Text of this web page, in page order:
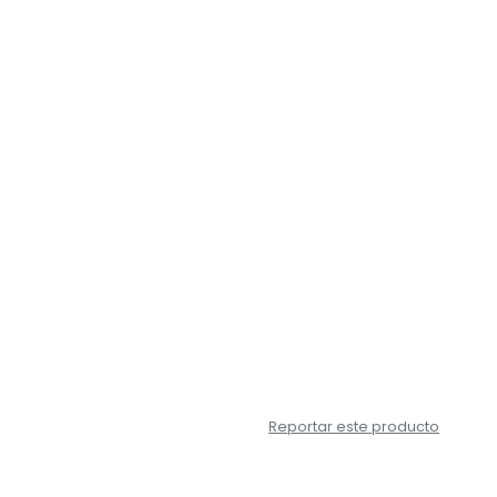
Reportar este producto